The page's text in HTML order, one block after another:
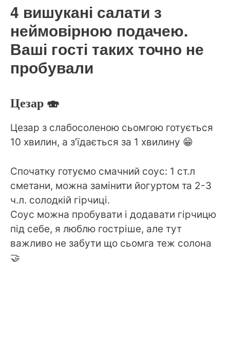
4 вишукані салати з
неймовірною подачею.
Ваші гості таких точно не
пробували
Цезар 🍣
Цезар з слабосоленою сьомгою готується
10 хвилин, а з’їдається за 1 хвилину 😁
Спочатку готуємо смачний соус: 1 ст.л
сметани, можна замінити йогуртом та 2-3
ч.л. солодкій гірчиці.
Соус можна пробувати і додавати гірчицю
під себе, я люблю гостріше, але тут
важливо не забути що сьомга теж солона
🤝